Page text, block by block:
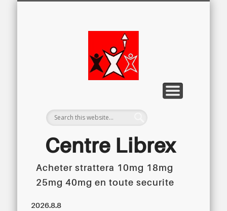
Centre Librex
Acheter strattera 10mg 18mg
25mg 40mg en toute securite
2026.8.8